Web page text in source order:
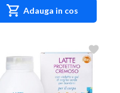
Adauga in cos